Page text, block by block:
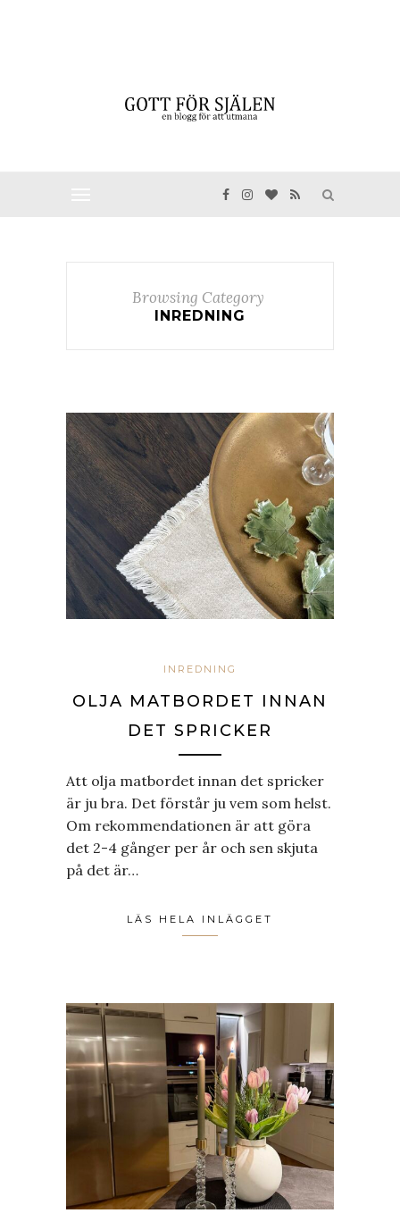
Browsing Category
INREDNING
INREDNING
OLJA MATBORDET INNAN
DET SPRICKER
Att olja matbordet innan det spricker
är ju bra. Det förstår ju vem som helst.
Om rekommendationen är att göra
det 2-4 gånger per år och sen skjuta
på det är…
LÄS HELA INLÄGGET